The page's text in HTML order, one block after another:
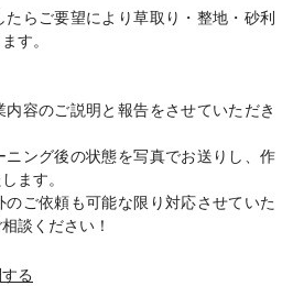
たらご要望により草取り・整地・砂利
す。
容のご説明と報告をさせていただき
ング後の状態を写真でお送りし、作
ます。
ご依頼も可能な限り対応させていた
談ください！
る